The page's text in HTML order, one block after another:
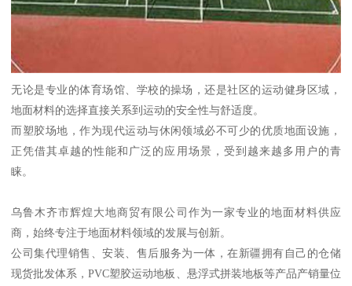
无论是专业的体育场馆、学校的操场，还是社区的运动健身区域，
地面材料的选择直接关系到运动的安全性与舒适度。
而塑胶场地，作为现代运动与休闲领域必不可少的优质地面设施，
正凭借其卓越的性能和广泛的应用场景，受到越来越多用户的青
睐。
乌鲁木齐市辉煌大地商贸有限公司作为一家专业的地面材料供应
商，始终专注于地面材料领域的发展与创新。
公司集代理销售、安装、售后服务为一体，在新疆拥有自己的仓储
现货批发体系，PVC塑胶运动地板、悬浮式拼装地板等产品产销量位